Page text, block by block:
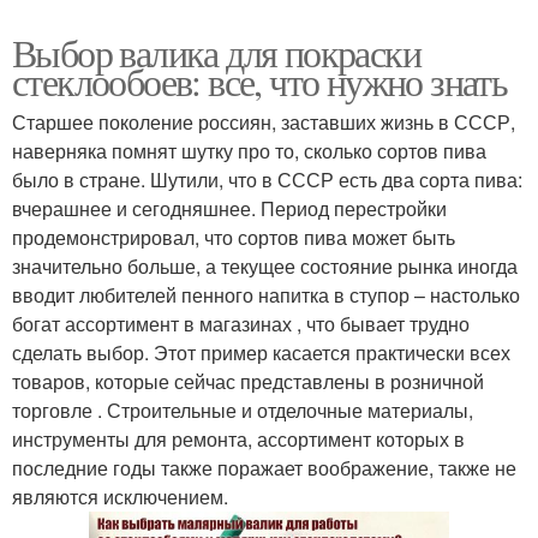
Выбор валика для покраски
стеклообоев: все, что нужно знать
Старшее поколение россиян, заставших жизнь в СССР,
наверняка помнят шутку про то, сколько сортов пива
было в стране. Шутили, что в СССР есть два сорта пива:
вчерашнее и сегодняшнее. Период перестройки
продемонстрировал, что сортов пива может быть
значительно больше, а текущее состояние рынка иногда
вводит любителей пенного напитка в ступор – настолько
богат ассортимент в магазинах , что бывает трудно
сделать выбор. Этот пример касается практически всех
товаров, которые сейчас представлены в розничной
торговле . Строительные и отделочные материалы,
инструменты для ремонта, ассортимент которых в
последние годы также поражает воображение, также не
являются исключением.